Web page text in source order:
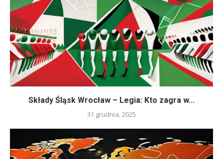
Składy Śląsk Wrocław – Legia: Kto zagra w...
31 grudnia, 2025